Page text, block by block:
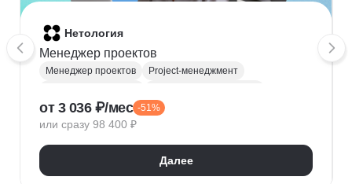
Нетология
Менеджер проектов
Менеджер проектов
Project-менеджмент
Нейронные сети
Управление рисками
Kanban
Scrum
Управление проектами
Тайм-менеджмент
Управление удаленной командой
от 3 036 ₽/мес -51%
или сразу 98 400 ₽
Далее